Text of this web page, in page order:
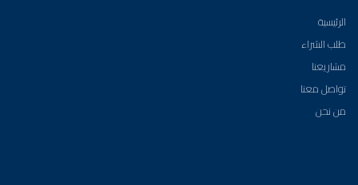
الرئيسية
طلب الشراء
مشاريعنا
تواصل معنا
من نحن